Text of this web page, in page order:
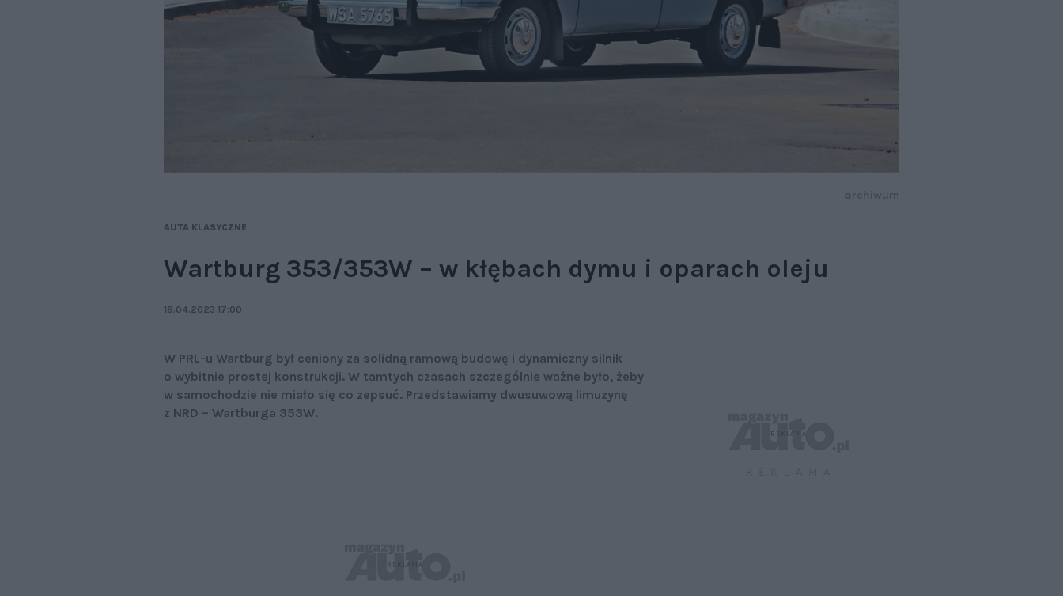
AUTA KLASYCZNE
Wartburg 353/353W – w kłębach dymu i oparach oleju
18.04.2023 17:00
W PRL-u Wartburg był ceniony za solidną ramową budowę i dynamiczny silnik
o wybitnie prostej konstrukcji. W tamtych czasach szczególnie ważne było, żeby
w samochodzie nie miało się co zepsuć. Przedstawiamy dwusuwową limuzynę
z NRD – Wartburga 353W.